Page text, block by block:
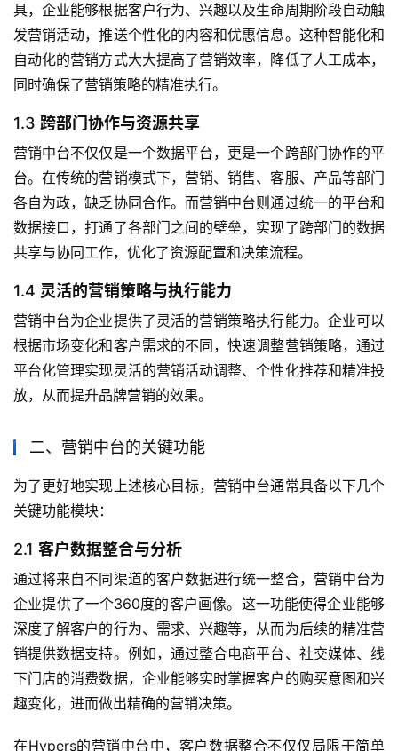
具，企业能够根据客户行为、兴趣以及生命周期阶段自动触
发营销活动，推送个性化的内容和优惠信息。这种智能化和
自动化的营销方式大大提高了营销效率，降低了人工成本，
同时确保了营销策略的精准执行。
1.3 跨部门协作与资源共享
营销中台不仅仅是一个数据平台，更是一个跨部门协作的平
台。在传统的营销模式下，营销、销售、客服、产品等部门
各自为政，缺乏协同合作。而营销中台则通过统一的平台和
数据接口，打通了各部门之间的壁垒，实现了跨部门的数据
共享与协同工作，优化了资源配置和决策流程。
1.4 灵活的营销策略与执行能力
营销中台为企业提供了灵活的营销策略执行能力。企业可以
根据市场变化和客户需求的不同，快速调整营销策略，通过
平台化管理实现灵活的营销活动调整、个性化推荐和精准投
放，从而提升品牌营销的效果。
二、营销中台的关键功能
为了更好地实现上述核心目标，营销中台通常具备以下几个
关键功能模块：
2.1 客户数据整合与分析
通过将来自不同渠道的客户数据进行统一整合，营销中台为
企业提供了一个360度的客户画像。这一功能使得企业能够
深度了解客户的行为、需求、兴趣等，从而为后续的精准营
销提供数据支持。例如，通过整合电商平台、社交媒体、线
下门店的消费数据，企业能够实时掌握客户的购买意图和兴
趣变化，进而做出精确的营销决策。
在Hypers的营销中台中，客户数据整合不仅仅局限于简单